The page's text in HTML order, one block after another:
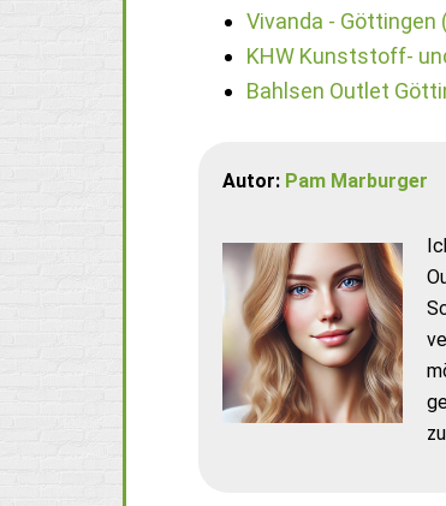
Vivanda - Göttingen
KHW Kunststoff-
Bahlsen Outlet
Autor: Pam Marburger